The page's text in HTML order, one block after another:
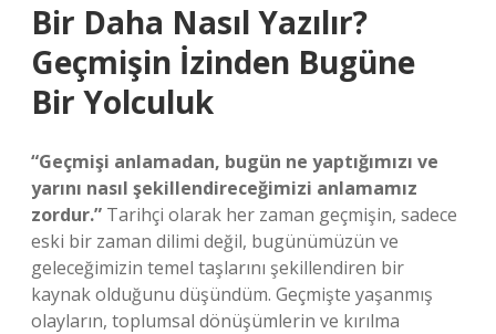
Bir Daha Nasıl Yazılır?
Geçmişin İzinden Bugüne
Bir Yolculuk
“Geçmişi anlamadan, bugün ne yaptığımızı ve
yarını nasıl şekillendireceğimizi anlamamız
zordur.” Tarihçi olarak her zaman geçmişin, sadece
eski bir zaman dilimi değil, bugünümüzün ve
geleceğimizin temel taşlarını şekillendiren bir
kaynak olduğunu düşündüm. Geçmişte yaşanmış
olayların, toplumsal dönüşümlerin ve kırılma